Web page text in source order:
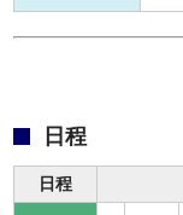
日程
日程